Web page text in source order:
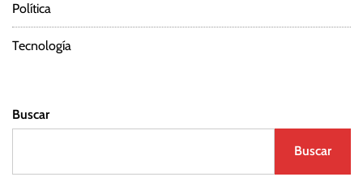
Política
Tecnología
Buscar
Buscar